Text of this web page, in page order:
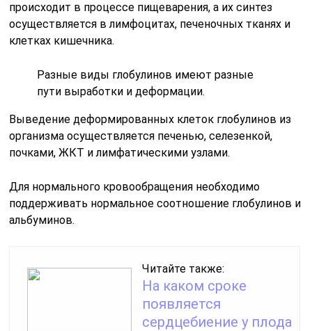
происходит в процессе пищеварения, а их синтез
осуществляется в лимфоцитах, печеночных тканях и
клетках кишечника.
Разные виды глобулинов имеют разные
пути выработки и деформации.
Выведение деформированных клеток глобулинов из
организма осуществляется печенью, селезенкой,
почками, ЖКТ и лимфатическими узлами.
Для нормального кровообращения необходимо
поддерживать нормальное соотношение глобулинов и
альбуминов.
Читайте также:
На каком сроке
появляется
сердцебиение у плода